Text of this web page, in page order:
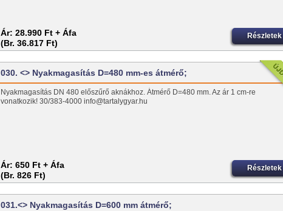
Ár: 28.990 Ft + Áfa
(Br. 36.817 Ft)
Részletek
030. <> Nyakmagasítás D=480 mm-es átmérő;
Nyakmagasítás DN 480 előszűrő aknákhoz. Átmérő D=480 mm. Az ár 1 cm-re
vonatkozik! 30/383-4000 info@tartalygyar.hu
Ár: 650 Ft + Áfa
(Br. 826 Ft)
Részletek
031.<> Nyakmagasítás D=600 mm átmérő;